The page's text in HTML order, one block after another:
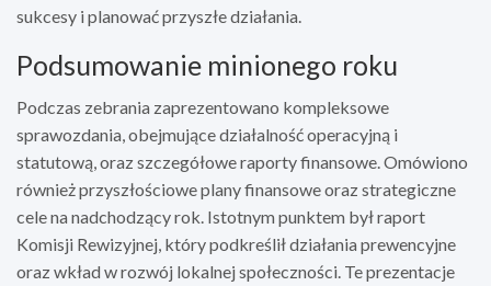
sukcesy i planować przyszłe działania.
Podsumowanie minionego roku
Podczas zebrania zaprezentowano kompleksowe
sprawozdania, obejmujące działalność operacyjną i
statutową, oraz szczegółowe raporty finansowe. Omówiono
również przyszłościowe plany finansowe oraz strategiczne
cele na nadchodzący rok. Istotnym punktem był raport
Komisji Rewizyjnej, który podkreślił działania prewencyjne
oraz wkład w rozwój lokalnej społeczności. Te prezentacje